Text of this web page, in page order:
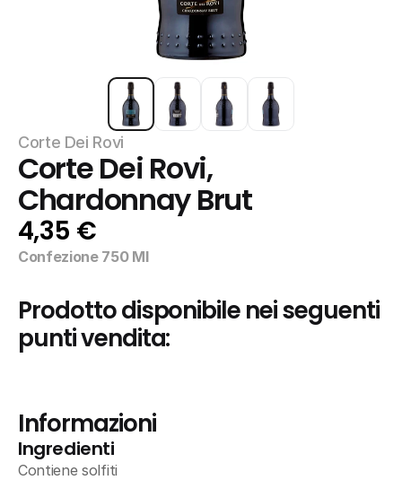
Corte Dei Rovi
Corte Dei Rovi,
Chardonnay Brut
4,35 €
Confezione 750 Ml
Prodotto disponibile nei seguenti
punti vendita:
Informazioni
Ingredienti
Contiene solfiti